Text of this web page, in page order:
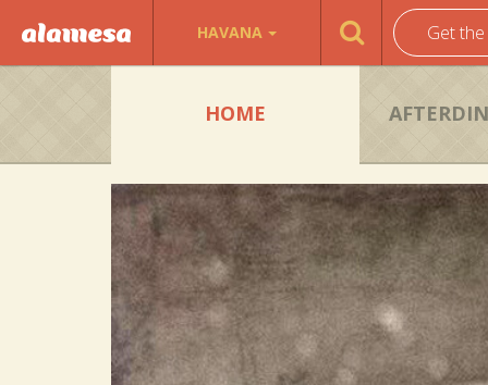
HAVANA Get
HOME